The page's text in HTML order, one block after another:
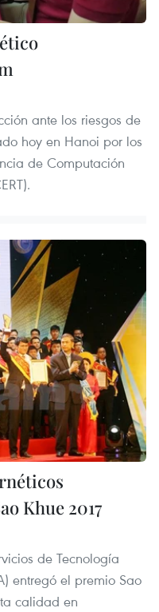
ante los riesgos de
hoy en Hanoi por los
de Computación
Khue 2017
de Tecnología
entregó el premio Sao
calidad en